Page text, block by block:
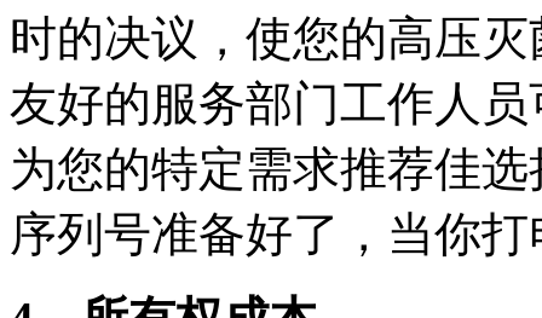
时的决议，使您的高压
友好的服务部门工作人
为您的特定需求推荐佳
序列号准备好了，当你